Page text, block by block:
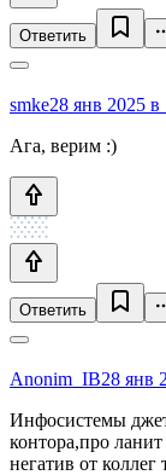
Ответить
smke28 янв 2025 в
Ага, верим :)
Ответить
Anonim_IB28 янв
Инфосистемы
контора,про
негатив от